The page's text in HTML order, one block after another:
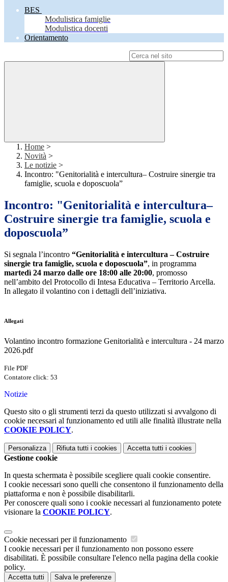
BES
Modulistica famiglie
Modulistica docenti
Orientamento
Home >
Novità >
Le notizie >
Incontro: "Genitorialità e intercultura– Costruire sinergie tra
famiglie, scuola e doposcuola”
Incontro: "Genitorialità e intercultura–
Costruire sinergie tra famiglie, scuola e
doposcuola”
Si segnala l’incontro “Genitorialità e intercultura – Costruire
sinergie tra famiglie, scuola e doposcuola”, in programma
martedì 24 marzo dalle ore 18:00 alle 20:00, promosso
nell’ambito del Protocollo di Intesa Educativa – Territorio Arcella.
In allegato il volantino con i dettagli dell’iniziativa.
Allegati
Volantino incontro formazione Genitorialità e intercultura - 24 marzo
2026.pdf
File PDF
Contatore click: 53
Notizie
Questo sito o gli strumenti terzi da questo utilizzati si avvalgono di
cookie necessari al funzionamento ed utili alle finalità illustrate nella
COOKIE POLICY.
Personalizza Rifiuta tutti i cookies Accetta tutti i cookies
Gestione cookie
In questa schermata è possibile scegliere quali cookie consentire.
I cookie necessari sono quelli che consentono il funzionamento della
piattaforma e non è possibile disabilitarli.
Per conoscere quali sono i cookie necessari al funzionamento potete
visionare la COOKIE POLICY.
Cookie necessari per il funzionamento
I cookie necessari per il funzionamento non possono essere
disabilitati. È possibile consultare l'elenco nella pagina della cookie
policy.
Accetta tutti Salva le preferenze